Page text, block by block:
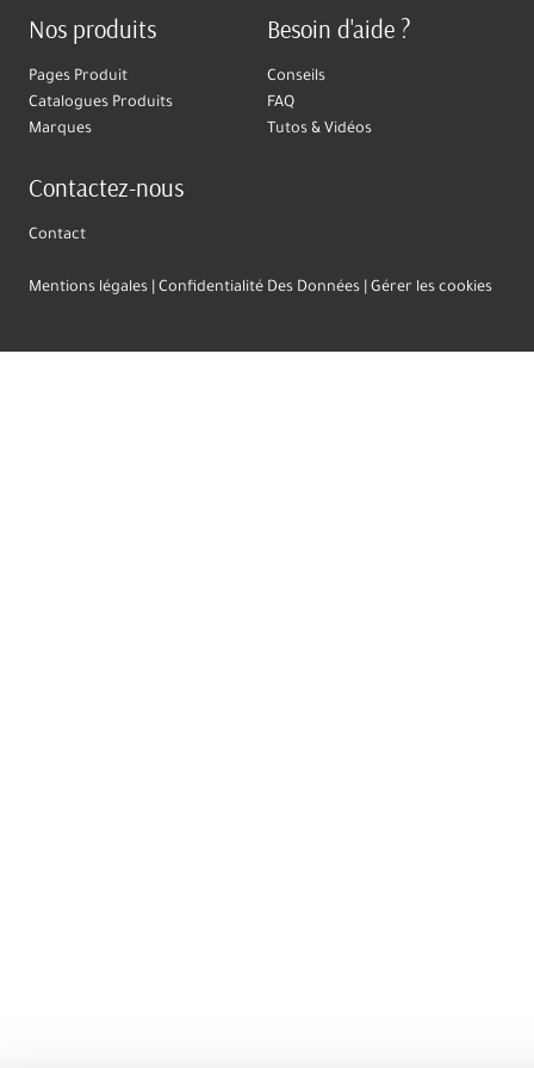
Nos produits
Pages Produit
Catalogues Produits
Marques
Besoin d'aide ?
Conseils
FAQ
Tutos & Vidéos
Contactez-nous
Contact
Mentions légales Confidentialité Des Données Gérer les cookies